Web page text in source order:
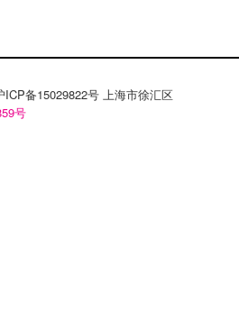
备15029822号 上海市徐汇区
号